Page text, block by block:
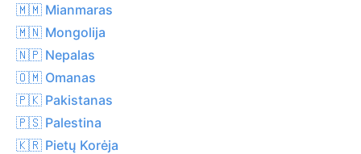
🇲🇲 Mianmaras
🇲🇳 Mongolija
🇳🇵 Nepalas
🇴🇲 Omanas
🇵🇰 Pakistanas
🇵🇸 Palestina
🇰🇷 Pietų Korėja